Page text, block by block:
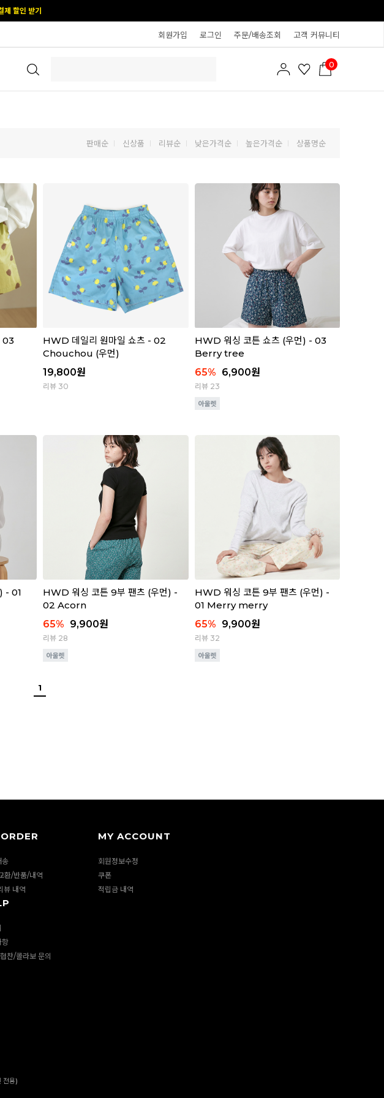
제 할인 받기
회원가입 로그인 주문/배송조회 고객 커뮤니티
0
판매순 신상품 리뷰순 낮은가격순 높은가격순 상품명순
03
HWD 데일리 원마일 쇼츠 - 02
Chouchou (우먼)
19,800원
리뷰 30
HWD 워싱 코튼 쇼츠 (우먼) - 03
Berry tree
65% 6,900원
리뷰 23
- 01
HWD 워싱 코튼 9부 팬츠 (우먼) -
02 Acorn
65% 9,900원
리뷰 28
HWD 워싱 코튼 9부 팬츠 (우먼) -
01 Merry merry
65% 9,900원
리뷰 32
1
송
환/반품/내역
뷰 내역
MY ACCOUNT
회원정보수정
쿠폰
적립금 내역
항
찬/콜라보 문의
전용)